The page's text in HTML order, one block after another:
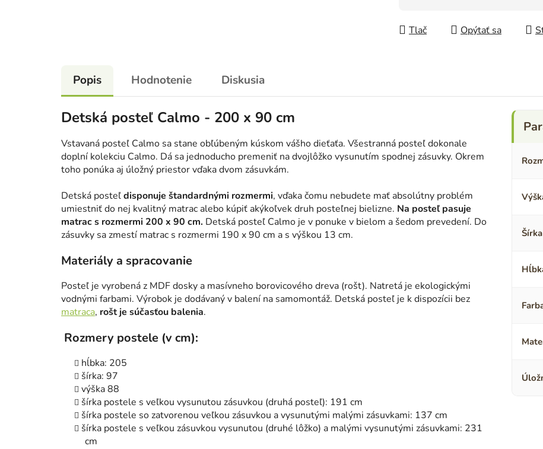
Tlač
Opýtať sa
Popis Hodnotenie Diskusia
Detská posteľ Calmo - 200 x 90 cm
Vstavaná posteľ Calmo sa stane obľúbeným kúskom vášho dieťaťa. Všestranná posteľ dokonale
doplní kolekciu Calmo. Dá sa jednoducho premeniť na dvojlôžko vysunutím spodnej zásuvky. Okrem
toho ponúka aj úložný priestor vďaka dvom zásuvkám.
Detská posteľdisponuje štandardnými rozmermi, vďaka čomu nebudete mať absolútny problém
umiestniť do nej kvalitný matrac alebo kúpiť akýkoľvek druh posteľnej bielizne. Na posteľ pasuje
matrac s rozmermi 200 x 90 cm. Detská posteľ Calmo je v ponuke v bielom a šedom prevedení. Do
zásuvky sa zmestí matrac s rozmermi 190 x 90 cm a s výškou 13 cm.
Materiály a spracovanie
Posteľ je vyrobená z MDF dosky a masívneho borovicového dreva (rošt). Natretá je ekologickými
vodnými farbami. Výrobok je dodávaný v balení na samomontáž. Detská posteľ je k dispozícii bez
matraca, rošt je súčasťou balenia.
Rozmery postele (v cm):
hĺbka: 205
šírka: 97
výška 88
šírka postele s veľkou vysunutou zásuvkou (druhá posteľ): 191 cm
šírka postele so zatvorenou veľkou zásuvkou a vysunutými malými zásuvkami: 137 cm
šírka postele s veľkou zásuvkou vysunutou (druhé lôžko) a malými vysunutými zásuvkami: 231
cm